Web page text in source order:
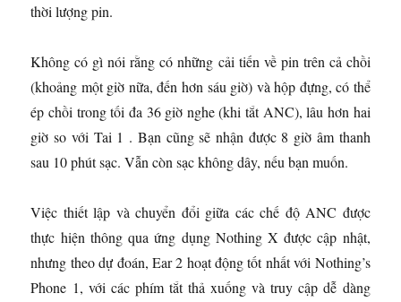
thời lượng pin.
Không có gì nói rằng có những cải tiến về pin trên cả chồi
(khoảng một giờ nữa, đến hơn sáu giờ) và hộp đựng, có thể
ép chồi trong tối đa 36 giờ nghe (khi tắt ANC), lâu hơn hai
giờ so với Tai 1 . Bạn cũng sẽ nhận được 8 giờ âm thanh
sau 10 phút sạc. Vẫn còn sạc không dây, nếu bạn muốn.
Việc thiết lập và chuyển đổi giữa các chế độ ANC được
thực hiện thông qua ứng dụng Nothing X được cập nhật,
nhưng theo dự đoán, Ear 2 hoạt động tốt nhất với Nothing’s
Phone 1, với các phím tắt thả xuống và truy cập dễ dàng